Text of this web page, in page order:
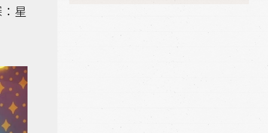
星